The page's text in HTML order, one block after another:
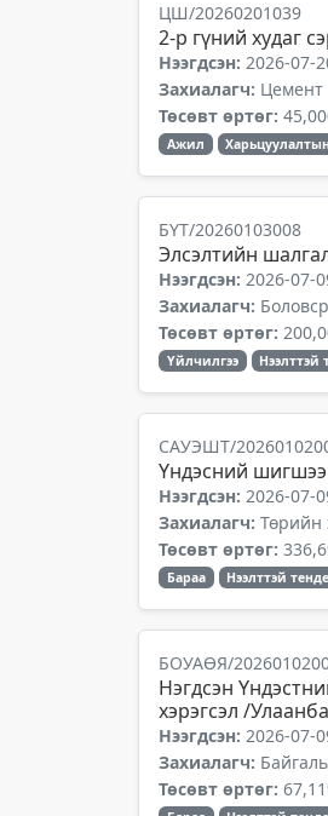
ЦШ/20260201039
2-р гүний худаг
Нээгдсэн: 2026-07-
Захиалагч:
Төсөвт өртөг:
Ажил
БҮТ/20260103008
Элсэлтийн
Нээгдсэн: 2026-07-
Захиалагч:
Төсөвт өртөг:
Үйлчилгээ Нээлттэй
САУЭШТ/
Үндэсний
Нээгдсэн: 2026-07-
Захиалагч: Төрийн
Төсөвт өртөг:
Бараа Нээлттэй
БОУАӨЯ/
Нэгдсэн
хэрэгсэл /
Нээгдсэн: 2026-07-
Захиалагч:
Төсөвт өртөг: